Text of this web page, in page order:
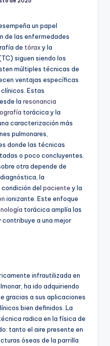
un papel
de las enfermedades
de tóraxy la
siguen siendo los
múltiples técnicas de
ventajas específicas
Estas
la resonancia
torácica y la
caracterización más
pulmonares,
donde las técnicas
o poco concluyentes.
otra depende de
la
del paciente y la
ionizante. Este enfoque
torácica amplía las
a una mejor
infrautilizada en
ha ido adquiriendo
gracias a sus aplicaciones
bien definidos. La
radica en la física de
tanto el aire presente en
óseas de la parrilla